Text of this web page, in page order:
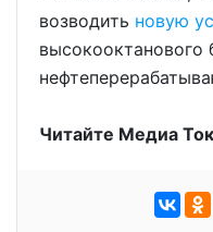
возводить новую
высокооктанового
Читайте Медиа